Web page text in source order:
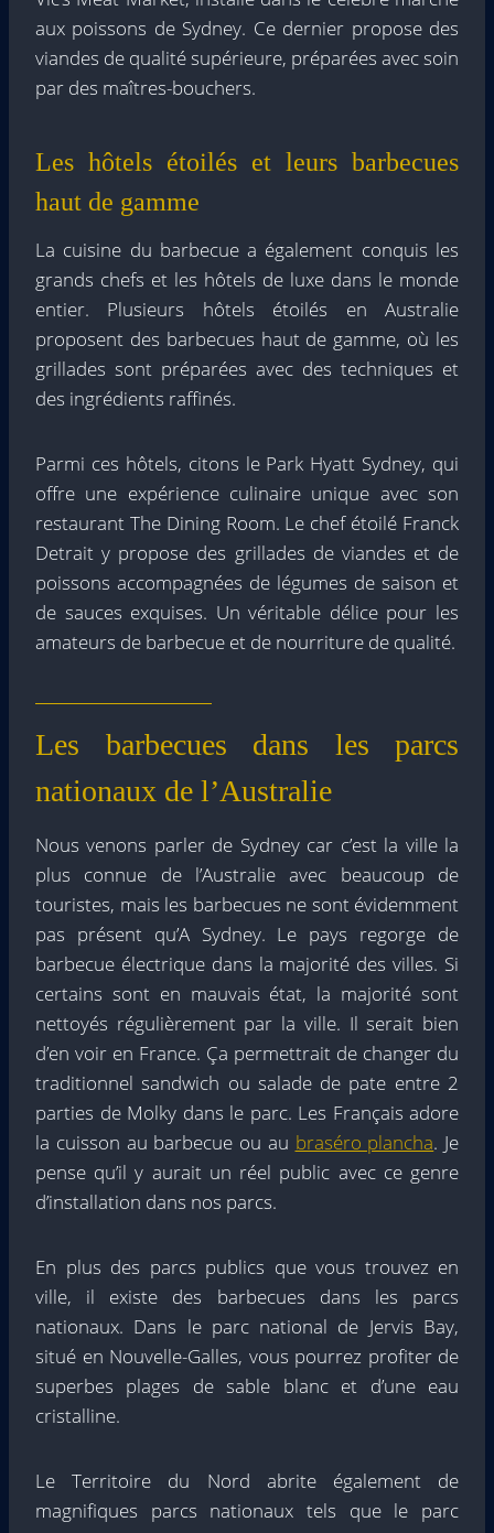
aux poissons de Sydney. Ce dernier propose des
viandes de qualité supérieure, préparées avec soin
par des maîtres-bouchers.
Les hôtels étoilés et leurs barbecues
haut de gamme
La cuisine du barbecue a également conquis les
grands chefs et les hôtels de luxe dans le monde
entier. Plusieurs hôtels étoilés en Australie
proposent des barbecues haut de gamme, où les
grillades sont préparées avec des techniques et
des ingrédients raffinés.
Parmi ces hôtels, citons le Park Hyatt Sydney, qui
offre une expérience culinaire unique avec son
restaurant The Dining Room. Le chef étoilé Franck
Detrait y propose des grillades de viandes et de
poissons accompagnées de légumes de saison et
de sauces exquises. Un véritable délice pour les
amateurs de barbecue et de nourriture de qualité.
Les barbecues dans les parcs
nationaux de l’Australie
Nous venons parler de Sydney car c’est la ville la
plus connue de l’Australie avec beaucoup de
touristes, mais les barbecues ne sont évidemment
pas présent qu’A Sydney. Le pays regorge de
barbecue électrique dans la majorité des villes. Si
certains sont en mauvais état, la majorité sont
nettoyés régulièrement par la ville. Il serait bien
d’en voir en France. Ça permettrait de changer du
traditionnel sandwich ou salade de pate entre 2
parties de Molky dans le parc. Les Français adore
la cuisson au barbecue ou au braséro plancha. Je
pense qu’il y aurait un réel public avec ce genre
d’installation dans nos parcs.
En plus des parcs publics que vous trouvez en
ville, il existe des barbecues dans les parcs
nationaux. Dans le parc national de Jervis Bay,
situé en Nouvelle-Galles, vous pourrez profiter de
superbes plages de sable blanc et d’une eau
cristalline.
Le Territoire du Nord abrite également de
magnifiques parcs nationaux tels que le parc